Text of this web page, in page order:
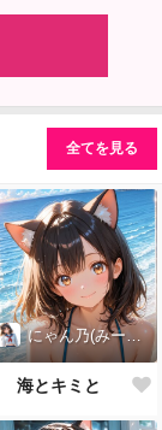
全てを見る
にゃん乃(みー娘)
海とキミと